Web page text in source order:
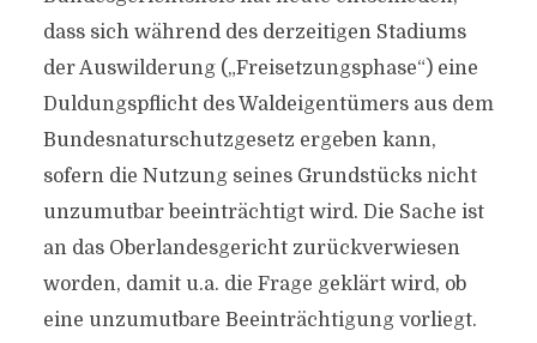
dass sich während des derzeitigen Stadiums
der Auswilderung („Freisetzungsphase“) eine
Duldungspflicht des Waldeigentümers aus dem
Bundesnaturschutzgesetz ergeben kann,
sofern die Nutzung seines Grundstücks nicht
unzumutbar beeinträchtigt wird. Die Sache ist
an das Oberlandesgericht zurückverwiesen
worden, damit u.a. die Frage geklärt wird, ob
eine unzumutbare Beeinträchtigung vorliegt.